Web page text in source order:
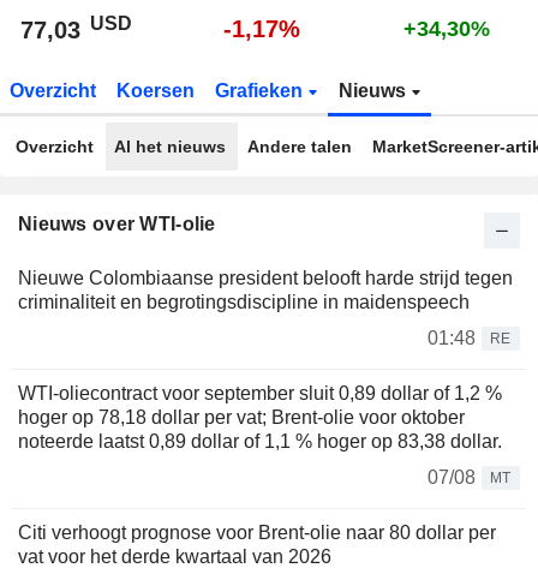
77,03 USD -1,17% +34,30%
Overzicht Koersen Grafieken Nieuws
Overzicht Al het nieuws Andere talen MarketScreener-
Nieuws over WTI-olie
Nieuwe Colombiaanse president belooft harde strijd tegen
criminaliteit en begrotingsdiscipline in maidenspeech
01:48
RE
WTI-oliecontract voor september sluit 0,89 dollar of 1,2 %
hoger op 78,18 dollar per vat; Brent-olie voor oktober
noteerde laatst 0,89 dollar of 1,1 % hoger op 83,38 dollar.
07/08
MT
Citi verhoogt prognose voor Brent-olie naar 80 dollar per
vat voor het derde kwartaal van 2026